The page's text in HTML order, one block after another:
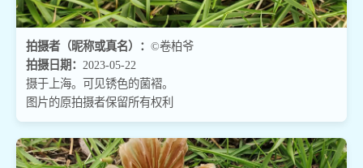
拍摄者（昵称或真名）： ©卷柏爷
拍摄日期： 2023-05-22
摄于上海。可见锈色的菌褶。
图片的原拍摄者保留所有权利